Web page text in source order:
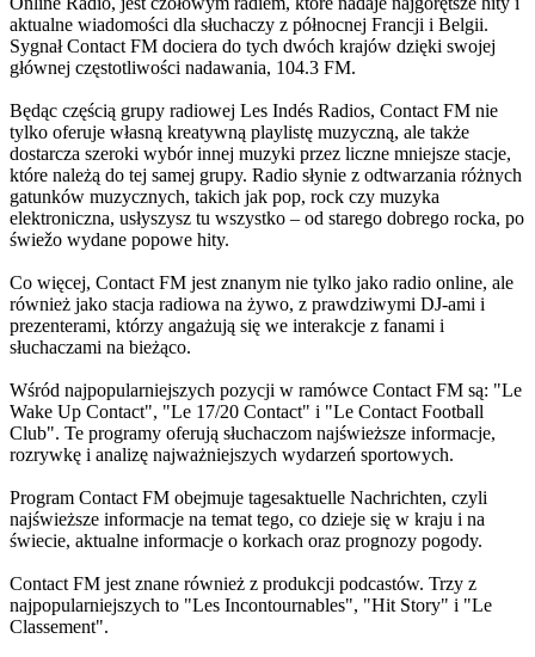
aktualne wiadomości dla słuchaczy z północnej Francji i Belgii.
Sygnał Contact FM dociera do tych dwóch krajów dzięki swojej
głównej częstotliwości nadawania, 104.3 FM.
Będąc częścią grupy radiowej Les Indés Radios, Contact FM nie
tylko oferuje własną kreatywną playlistę muzyczną, ale także
dostarcza szeroki wybór innej muzyki przez liczne mniejsze stacje,
które należą do tej samej grupy. Radio słynie z odtwarzania różnych
gatunków muzycznych, takich jak pop, rock czy muzyka
elektroniczna, usłyszysz tu wszystko – od starego dobrego rocka, po
świežo wydane popowe hity.
Co więcej, Contact FM jest znanym nie tylko jako radio online, ale
również jako stacja radiowa na żywo, z prawdziwymi DJ-ami i
prezenterami, którzy angażują się we interakcje z fanami i
słuchaczami na bieżąco.
Wśród najpopularniejszych pozycji w ramówce Contact FM są: "Le
Wake Up Contact", "Le 17/20 Contact" i "Le Contact Football
Club". Te programy oferują słuchaczom najświeższe informacje,
rozrywkę i analizę najważniejszych wydarzeń sportowych.
Program Contact FM obejmuje tagesaktuelle Nachrichten, czyli
najświeższe informacje na temat tego, co dzieje się w kraju i na
świecie, aktualne informacje o korkach oraz prognozy pogody.
Contact FM jest znane również z produkcji podcastów. Trzy z
najpopularniejszych to "Les Incontournables", "Hit Story" i "Le
Classement".